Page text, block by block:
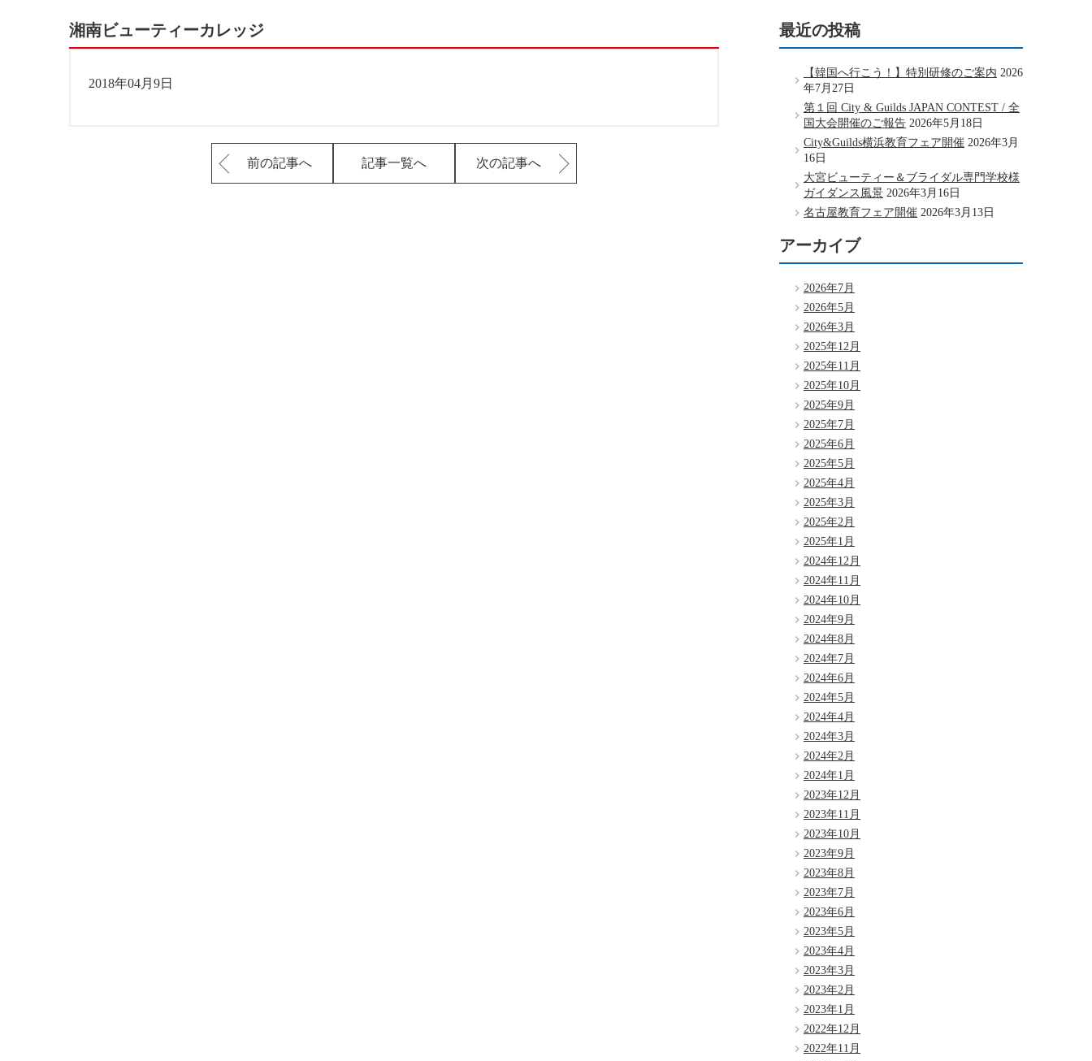
湘南ビューティーカレッジ
2018年04月9日
前の記事へ 記事一覧へ 次の記事へ
最近の投稿
【韓国へ行こう！】特別研修のご案内 2026
年7月27日
第１回 City & Guilds JAPAN CONTEST / 全
国大会開催のご報告 2026年5月18日
City&Guilds横浜教育フェア開催 2026年3月
16日
大宮ビューティー＆ブライダル専門学校様
ガイダンス風景 2026年3月16日
名古屋教育フェア開催 2026年3月13日
アーカイブ
2026年7月
2026年5月
2026年3月
2025年12月
2025年11月
2025年10月
2025年9月
2025年7月
2025年6月
2025年5月
2025年4月
2025年3月
2025年2月
2025年1月
2024年12月
2024年11月
2024年10月
2024年9月
2024年8月
2024年7月
2024年6月
2024年5月
2024年4月
2024年3月
2024年2月
2024年1月
2023年12月
2023年11月
2023年10月
2023年9月
2023年8月
2023年7月
2023年6月
2023年5月
2023年4月
2023年3月
2023年2月
2023年1月
2022年12月
2022年11月